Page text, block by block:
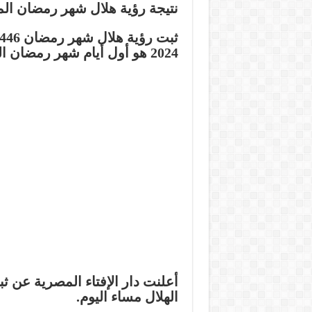
نتيجة رؤية هلال شهر رمضان المبارك
2024 هو أول أيام شهر رمضان المبارك في مصر.
أعلنت دار الإفتاء المصرية
الهلال مساء اليوم.